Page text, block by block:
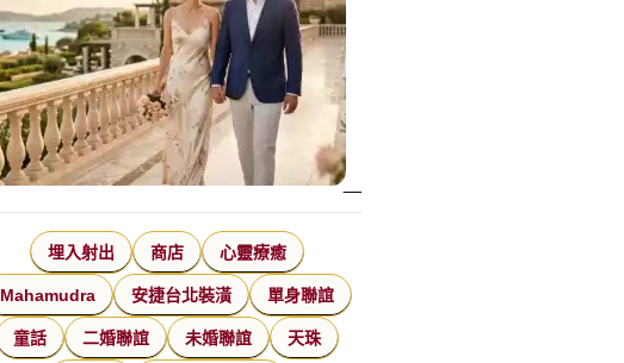
埋入射出 商店 心靈療癒
Mahamudra 安捷台北裝潢 單身聯誼
童話 二婚聯誼 未婚聯誼 天珠